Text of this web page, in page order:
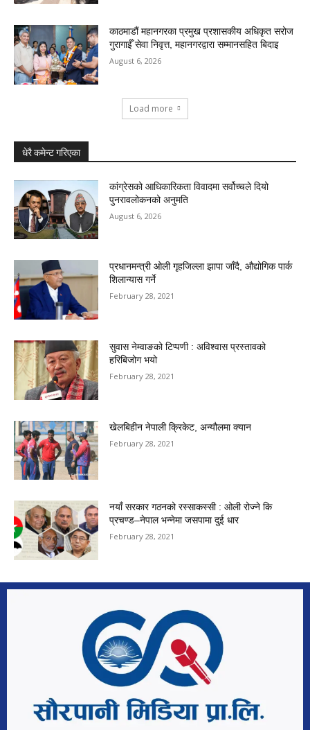
काठमाडौं महानगरका प्रमुख प्रशासकीय अधिकृत सरोज
गुरागाईँ सेवा निवृत्त, महानगरद्वारा सम्मानसहित बिदाइ
August 6, 2026
Load more
धेरै कमेन्ट गरिएका
कांग्रेसको आधिकारिकता विवादमा सर्वोच्चले दियो
पुनरावलोकनको अनुमति
August 6, 2026
प्रधानमन्त्री ओली गृहजिल्ला झापा जाँदै, औद्योगिक पार्क
शिलान्यास गर्ने
February 28, 2021
सुवास नेम्वाङको टिप्पणी : अविश्वास प्रस्तावको
हरिबिजोग भयो
February 28, 2021
खेलबिहीन नेपाली क्रिकेट, अन्यौलमा क्यान
February 28, 2021
नयाँ सरकार गठनको रस्साकस्सी : ओली रोज्ने कि
प्रचण्ड–नेपाल भन्नेमा जसपामा दुई धार
February 28, 2021